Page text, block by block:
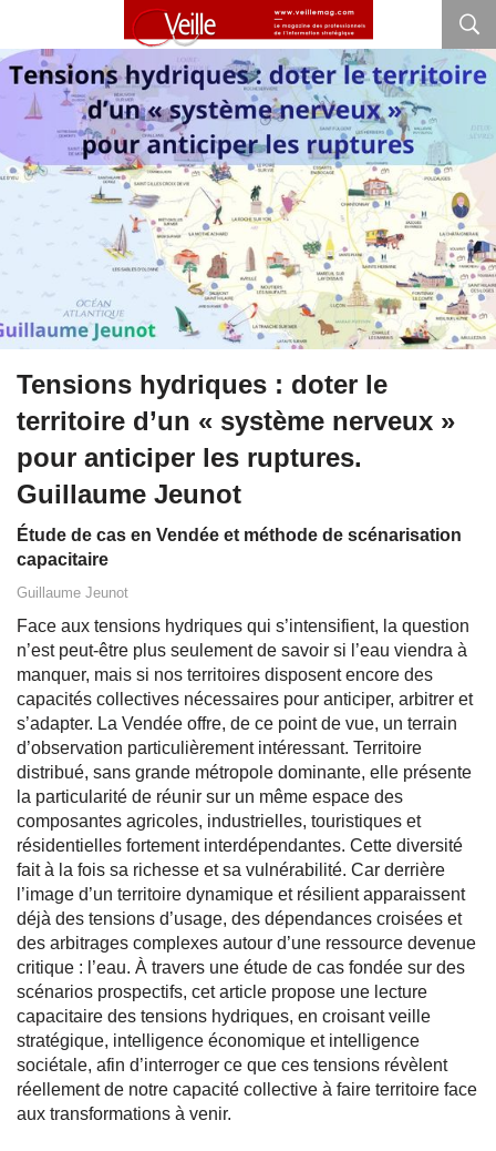
Tensions hydriques : doter le
territoire d’un « système nerveux »
pour anticiper les ruptures.
Guillaume Jeunot
Étude de cas en Vendée et méthode de scénarisation
capacitaire
Guillaume Jeunot
Face aux tensions hydriques qui s’intensifient, la question
n’est peut-être plus seulement de savoir si l’eau viendra à
manquer, mais si nos territoires disposent encore des
capacités collectives nécessaires pour anticiper, arbitrer et
s’adapter. La Vendée offre, de ce point de vue, un terrain
d’observation particulièrement intéressant. Territoire
distribué, sans grande métropole dominante, elle présente
la particularité de réunir sur un même espace des
composantes agricoles, industrielles, touristiques et
résidentielles fortement interdépendantes. Cette diversité
fait à la fois sa richesse et sa vulnérabilité. Car derrière
l’image d’un territoire dynamique et résilient apparaissent
déjà des tensions d’usage, des dépendances croisées et
des arbitrages complexes autour d’une ressource devenue
critique : l’eau. À travers une étude de cas fondée sur des
scénarios prospectifs, cet article propose une lecture
capacitaire des tensions hydriques, en croisant veille
stratégique, intelligence économique et intelligence
sociétale, afin d’interroger ce que ces tensions révèlent
réellement de notre capacité collective à faire territoire face
aux transformations à venir.